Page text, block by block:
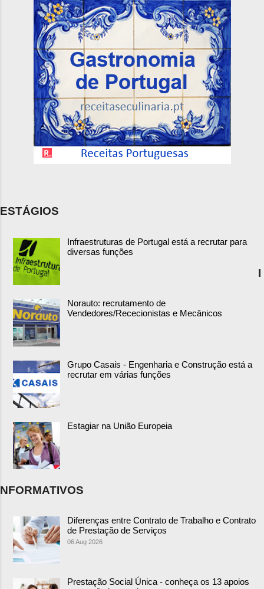
ESTÁGIOS
Infraestruturas de Portugal está a recrutar para
diversas funções
Norauto: recrutamento de
Vendedores/Rececionistas e Mecânicos
Grupo Casais - Engenharia e Construção está a
recrutar em várias funções
Estagiar na União Europeia
I
NFORMATIVOS
Diferenças entre Contrato de Trabalho e Contrato
de Prestação de Serviços
06 Aug 2026
Prestação Social Única - conheça os 13 apoios